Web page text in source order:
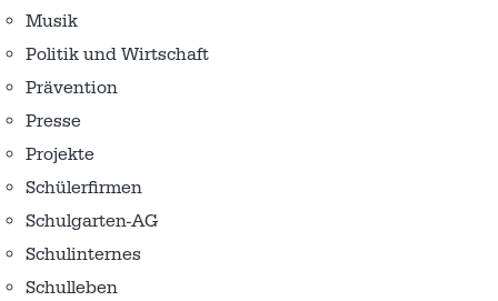
Musik
Politik und Wirtschaft
Prävention
Presse
Projekte
Schülerfirmen
Schulgarten-AG
Schulinternes
Schulleben